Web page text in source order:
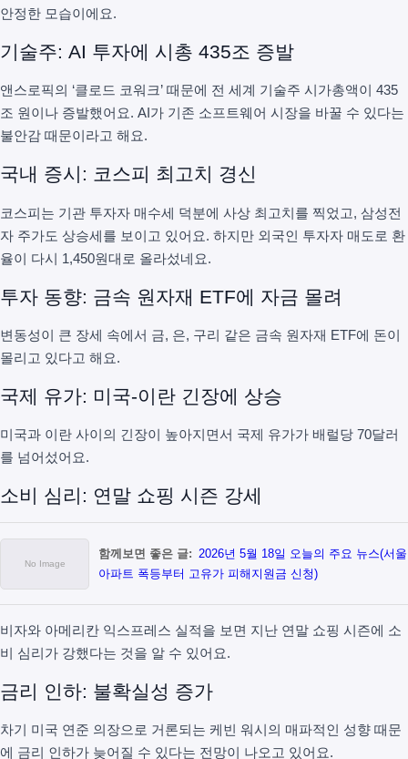
안정한 모습이에요.
기술주: AI 투자에 시총 435조 증발
앤스로픽의 ‘클로드 코워크’ 때문에 전 세계 기술주 시가총액이 435
조 원이나 증발했어요. AI가 기존 소프트웨어 시장을 바꿀 수 있다는
불안감 때문이라고 해요.
국내 증시: 코스피 최고치 경신
코스피는 기관 투자자 매수세 덕분에 사상 최고치를 찍었고, 삼성전
자 주가도 상승세를 보이고 있어요. 하지만 외국인 투자자 매도로 환
율이 다시 1,450원대로 올라섰네요.
투자 동향: 금속 원자재 ETF에 자금 몰려
변동성이 큰 장세 속에서 금, 은, 구리 같은 금속 원자재 ETF에 돈이
몰리고 있다고 해요.
국제 유가: 미국-이란 긴장에 상승
미국과 이란 사이의 긴장이 높아지면서 국제 유가가 배럴당 70달러
를 넘어섰어요.
소비 심리: 연말 쇼핑 시즌 강세
함께보면 좋은 글: 2026년 5월 18일 오늘의 주요 뉴스(서울
아파트 폭등부터 고유가 피해지원금 신청)
비자와 아메리칸 익스프레스 실적을 보면 지난 연말 쇼핑 시즌에 소
비 심리가 강했다는 것을 알 수 있어요.
금리 인하: 불확실성 증가
차기 미국 연준 의장으로 거론되는 케빈 워시의 매파적인 성향 때문
에 금리 인하가 늦어질 수 있다는 전망이 나오고 있어요.